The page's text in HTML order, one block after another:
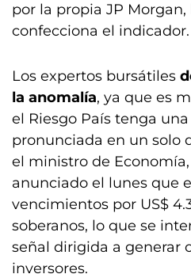
por la propia JP
confecciona el indicador.
Los expertos bursátiles
la anomalía, ya que es
el Riesgo País tenga
pronunciada en un solo
el ministro de
anunciado el lunes que
vencimientos por US$
soberanos, lo que se
señal dirigida a generar
inversores.